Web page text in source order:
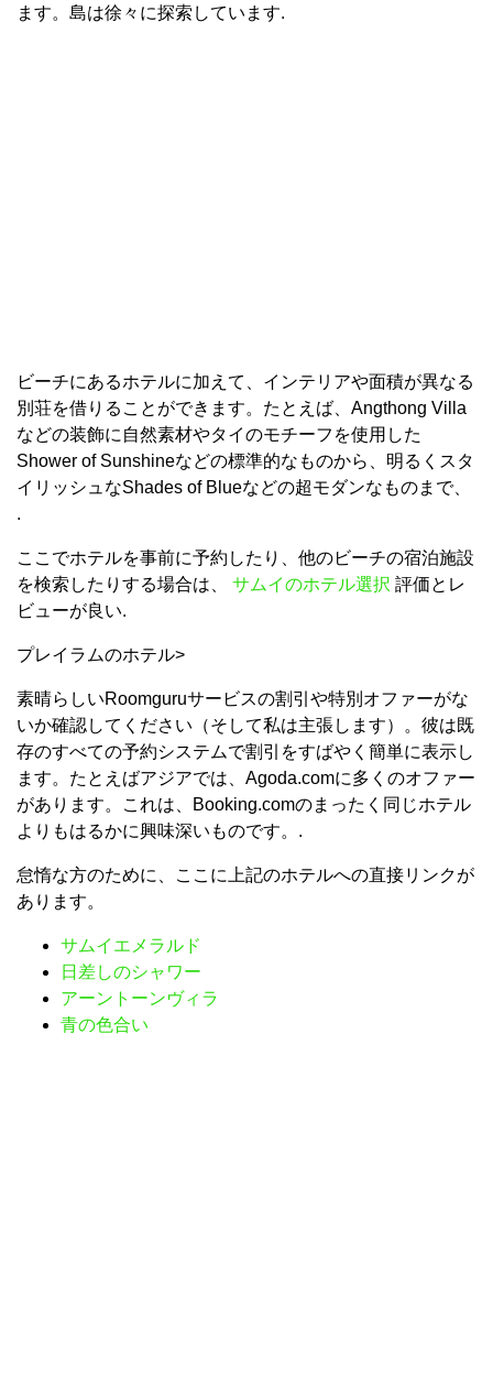
ます。島は徐々に探索しています.
ビーチにあるホテルに加えて、インテリアや面積が異なる
別荘を借りることができます。たとえば、Angthong Villa
などの装飾に自然素材やタイのモチーフを使用した
Shower of Sunshineなどの標準的なものから、明るくスタ
イリッシュなShades of Blueなどの超モダンなものまで、
.
ここでホテルを事前に予約したり、他のビーチの宿泊施設
を検索したりする場合は、 サムイのホテル選択 評価とレ
ビューが良い.
プレイラムのホテル>
素晴らしいRoomguruサービスの割引や特別オファーがな
いか確認してください（そして私は主張します）。彼は既
存のすべての予約システムで割引をすばやく簡単に表示し
ます。たとえばアジアでは、Agoda.comに多くのオファー
があります。これは、Booking.comのまったく同じホテル
よりもはるかに興味深いものです。.
怠惰な方のために、ここに上記のホテルへの直接リンクが
あります。
サムイエメラルド
日差しのシャワー
アーントーンヴィラ
青の色合い